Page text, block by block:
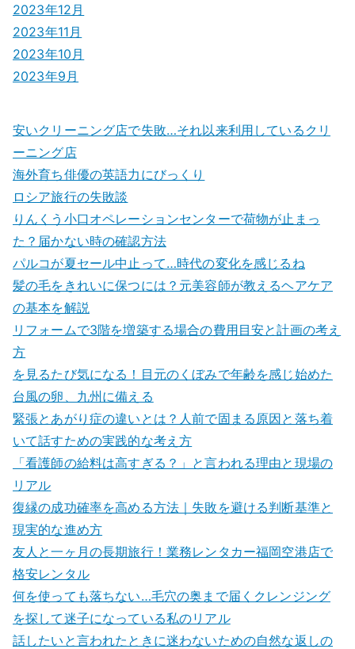
2023年12月
2023年11月
2023年10月
2023年9月
安いクリーニング店で失敗…それ以来利用しているクリ
ーニング店
海外育ち俳優の英語力にびっくり
ロシア旅行の失敗談
りんくう小口オペレーションセンターで荷物が止まっ
た？届かない時の確認方法
パルコが夏セール中止って…時代の変化を感じるね
髪の毛をきれいに保つには？元美容師が教えるヘアケア
の基本を解説
リフォームで3階を増築する場合の費用目安と計画の考え
方
を見るたび気になる！目元のくぼみで年齢を感じ始めた
台風の卵、九州に備える
緊張とあがり症の違いとは？人前で固まる原因と落ち着
いて話すための実践的な考え方
「看護師の給料は高すぎる？」と言われる理由と現場の
リアル
復縁の成功確率を高める方法｜失敗を避ける判断基準と
現実的な進め方
友人と一ヶ月の長期旅行！業務レンタカー福岡空港店で
格安レンタル
何を使っても落ちない…毛穴の奥まで届くクレンジング
を探して迷子になっている私のリアル
話したいと言われたときに迷わないための自然な返しの